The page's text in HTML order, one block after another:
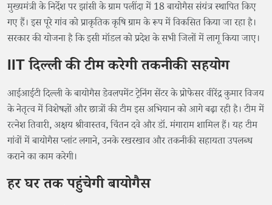
मुख्यमंत्री के निर्देश पर झांसी के ग्राम पलींदा में 18 बायोगैस संयंत्र स्थापित किए
गए हैं। इस पूरे गांव को प्राकृतिक कृषि ग्राम के रूप में विकसित किया जा रहा है।
सरकार की योजना है कि इसी मॉडल को प्रदेश के सभी जिलों में लागू किया जाए।
IIT दिल्ली की टीम करेगी तकनीकी सहयोग
आईआईटी दिल्ली के बायोगैस डेवलपमेंट ट्रेनिंग सेंटर के प्रोफेसर वीरेंद्र कुमार विजय
के नेतृत्व में विशेषज्ञों और छात्रों की टीम इस अभियान को आगे बढ़ा रही है। टीम में
रत्नेश तिवारी, अक्षय श्रीवास्तव, चिंतन दवे और डॉ. मंगाराम शामिल हैं। यह टीम
गांवों में बायोगैस प्लांट लगाने, उनके रखरखाव और तकनीकी सहायता उपलब्ध
कराने का काम करेगी।
हर घर तक पहुंचेगी बायोगैस